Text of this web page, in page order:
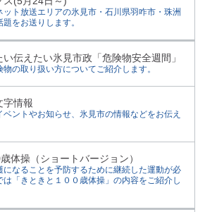
ット放送エリアの氷見市・石川県羽咋市・珠洲
をお送りします。
い伝えたい氷見市政「危険物安全週間」
の取り扱い方についてご紹介します。
字情報
ベントやお知らせ、氷見市の情報などをお伝え
体操（ショートバージョン）
になることを予防するために継続した運動が必
は「きときと１００歳体操」の内容をご紹介し